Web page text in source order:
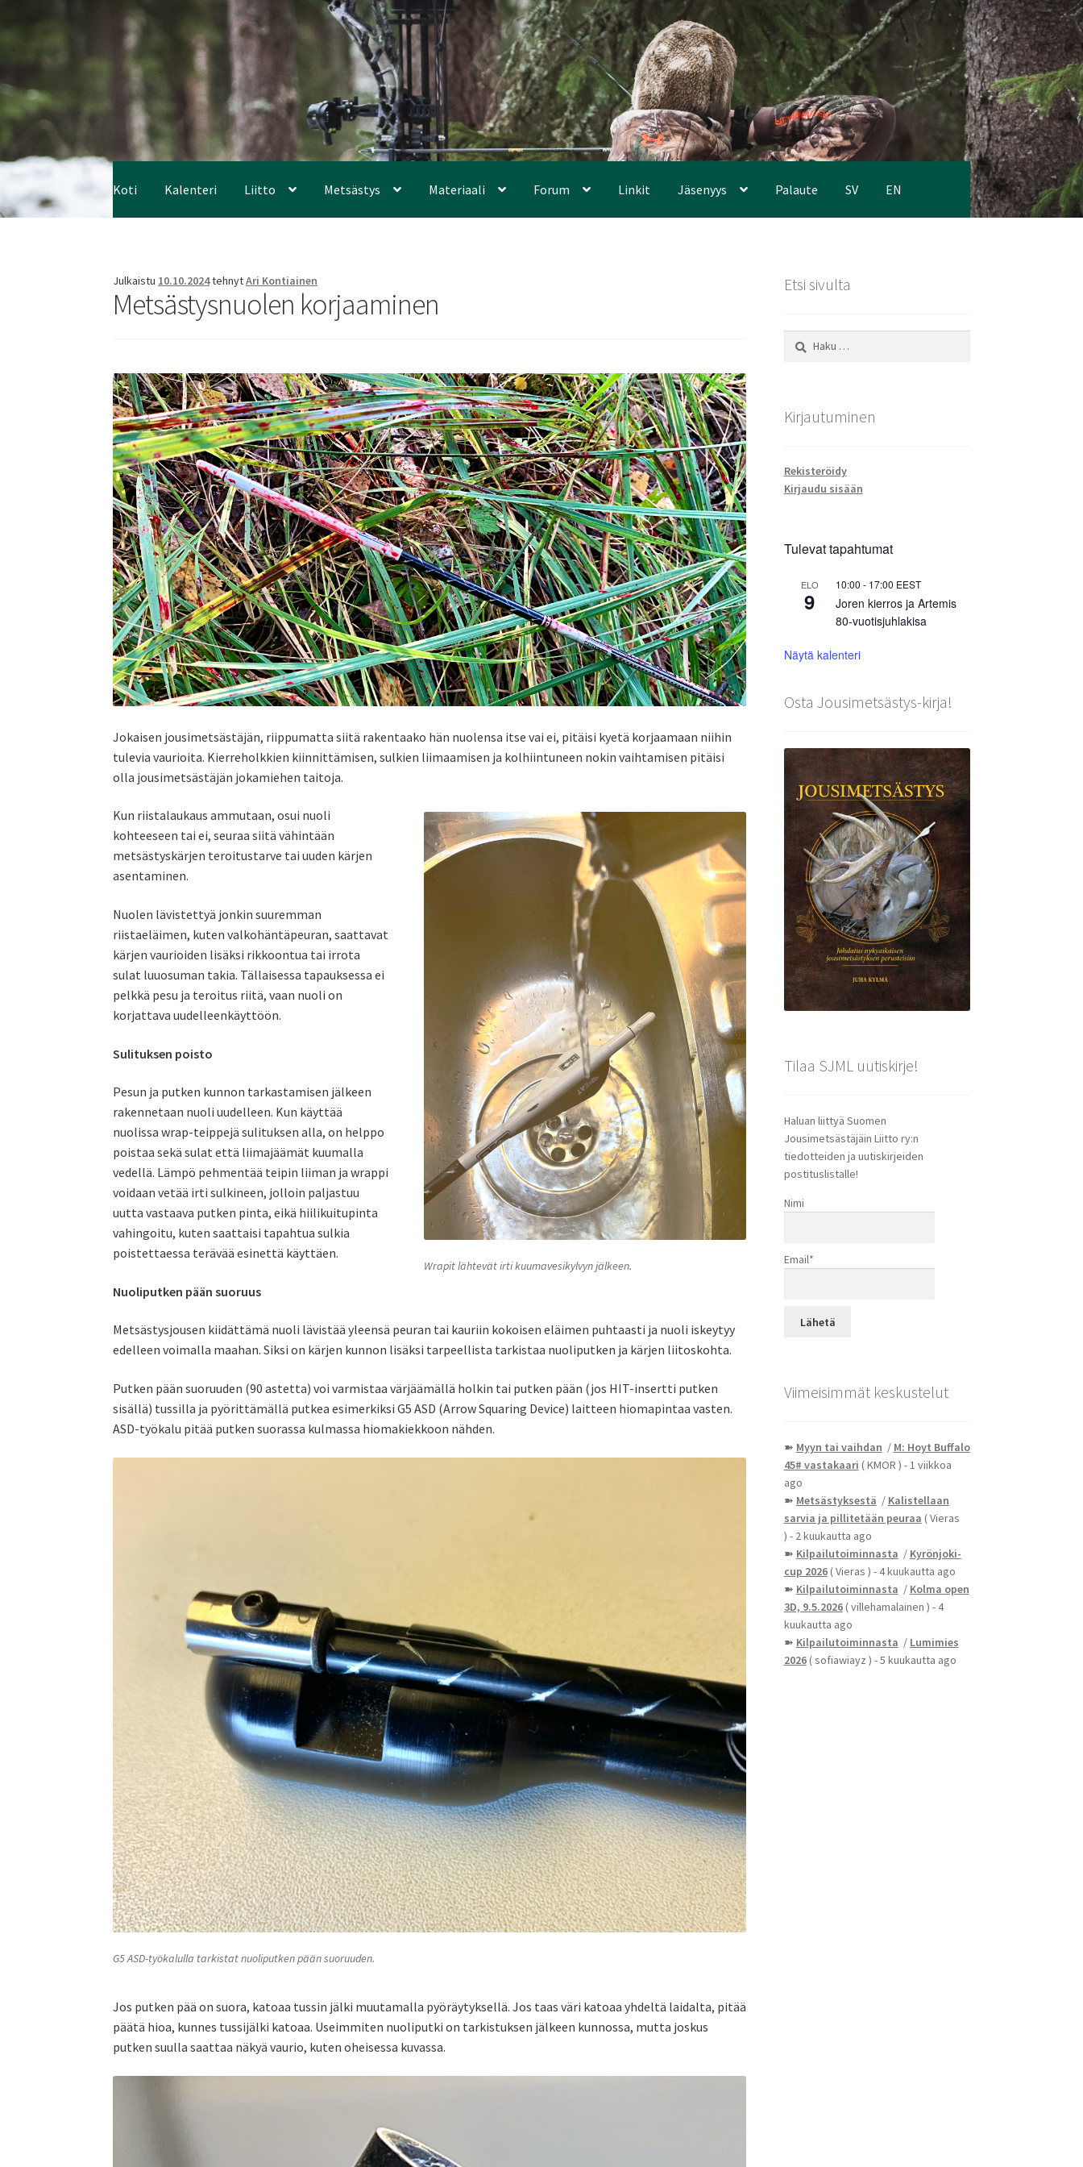
Koti Kalenteri Liitto Metsästys Materiaali Forum Linkit Jäsenyys Palaute SV EN
Julkaistu 10.10.2024tehnytAri Kontiainen
Metsästysnuolen korjaaminen
Jokaisen jousimetsästäjän, riippumatta siitä rakentaako hän nuolensa itse vai ei, pitäisi kyetä korjaamaan niihin
tulevia vaurioita. Kierreholkkien kiinnittämisen, sulkien liimaamisen ja kolhiintuneen nokin vaihtamisen pitäisi
olla jousimetsästäjän jokamiehen taitoja.
Wrapit lähtevät irti kuumavesikylvyn jälkeen.
Kun riistalaukaus ammutaan, osui nuoli
kohteeseen tai ei, seuraa siitä vähintään
metsästyskärjen teroitustarve tai uuden kärjen
asentaminen.
Nuolen lävistettyä jonkin suuremman
riistaeläimen, kuten valkohäntäpeuran, saattavat
kärjen vaurioiden lisäksi rikkoontua tai irrota
sulat luuosuman takia. Tällaisessa tapauksessa ei
pelkkä pesu ja teroitus riitä, vaan nuoli on
korjattava uudelleenkäyttöön.
Sulituksen poisto
Pesun ja putken kunnon tarkastamisen jälkeen
rakennetaan nuoli uudelleen. Kun käyttää
nuolissa wrap-teippejä sulituksen alla, on helppo
poistaa sekä sulat että liimajäämät kuumalla
vedellä. Lämpö pehmentää teipin liiman ja wrappi
voidaan vetää irti sulkineen, jolloin paljastuu
uutta vastaava putken pinta, eikä hiilikuitupinta
vahingoitu, kuten saattaisi tapahtua sulkia
poistettaessa terävää esinettä käyttäen.
Nuoliputken pään suoruus
Metsästysjousen kiidättämä nuoli lävistää yleensä peuran tai kauriin kokoisen eläimen puhtaasti ja nuoli iskeytyy
edelleen voimalla maahan. Siksi on kärjen kunnon lisäksi tarpeellista tarkistaa nuoliputken ja kärjen liitoskohta.
Putken pään suoruuden (90 astetta) voi varmistaa värjäämällä holkin tai putken pään (jos HIT-insertti putken
sisällä) tussilla ja pyörittämällä putkea esimerkiksi G5 ASD (Arrow Squaring Device) laitteen hiomapintaa vasten.
ASD-työkalu pitää putken suorassa kulmassa hiomakiekkoon nähden.
G5 ASD-työkalulla tarkistat nuoliputken pään suoruuden.
Jos putken pää on suora, katoaa tussin jälki muutamalla pyöräytyksellä. Jos taas väri katoaa yhdeltä laidalta, pitää
päätä hioa, kunnes tussijälki katoaa. Useimmiten nuoliputki on tarkistuksen jälkeen kunnossa, mutta joskus
putken suulla saattaa näkyä vaurio, kuten oheisessa kuvassa.
Etsi sivulta
Haku:
Kirjautuminen
Rekisteröidy
Kirjaudu sisään
Tulevat tapahtumat
ELO
9
10:00 - 17:00 EEST
Joren kierros ja Artemis
80-vuotisjuhlakisa
Näytä kalenteri
Osta Jousimetsästys-kirja!
Tilaa SJML uutiskirje!
Haluan liittyä Suomen
Jousimetsästäjäin Liitto ry:n
tiedotteiden ja uutiskirjeiden
postituslistalle!
Nimi
Email*
Viimeisimmät keskustelut
➽ Myyn tai vaihdan / M: Hoyt Buffalo
45# vastakaari ( KMOR ) - 1 viikkoa
ago
➽ Metsästyksestä / Kalistellaan
sarvia ja pillitetään peuraa ( Vieras
) - 2 kuukautta ago
➽ Kilpailutoiminnasta / Kyrönjoki-
cup 2026( Vieras ) - 4 kuukautta ago
➽ Kilpailutoiminnasta / Kolma open
3D, 9.5.2026( villehamalainen ) - 4
kuukautta ago
➽ Kilpailutoiminnasta / Lumimies
2026( sofiawiayz ) - 5 kuukautta ago